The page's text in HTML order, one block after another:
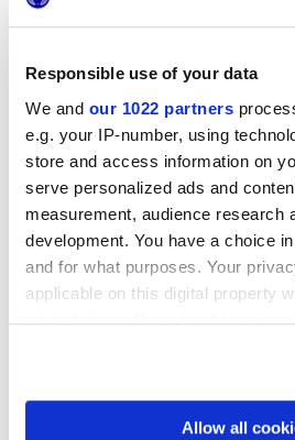
Responsible use of your data
We and our 1022 partners
e.g. your IP-number, using
store and access information on
serve personalized ads and
measurement, audience research
development. You have a choice
and for what purposes. Your
applicable on this digital property
your choices. You can change or
If you allow, we would also like to:
Allow all